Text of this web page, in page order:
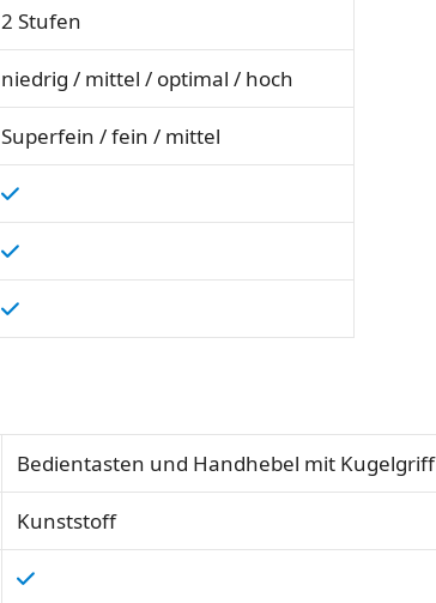
2 Stufen
niedrig / mittel / optimal / hoch
Superfein / fein / mittel
Bedientasten und Handhebel mit Kugelgriff
Kunststoff